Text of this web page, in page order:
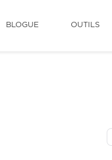
BLOGUE OUTILS